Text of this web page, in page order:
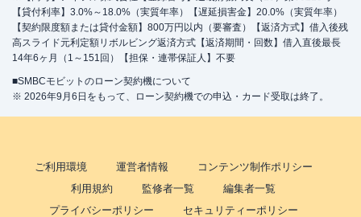
【貸付利率】3.0%～18.0%（実質年率）【遅延損害金】20.0%（実質年率）
【契約限度額または貸付金額】800万円以内（要審査）【返済方式】借入後残
高スライド元利定額リボルビング返済方式【返済期間・回数】借入直後最長
14年6ヶ月（1～151回）【担保・連帯保証人】不要
■SMBCモビットのローン契約機について
※ 2026年9月6日をもって、ローン契約機での申込・カード受取は終了。
ご利用環境 運営者情報
コンテンツ制作ポリシー
利用規約
監修者一覧
編集者一覧
プライバシーポリシー
セキュリティーポリシー